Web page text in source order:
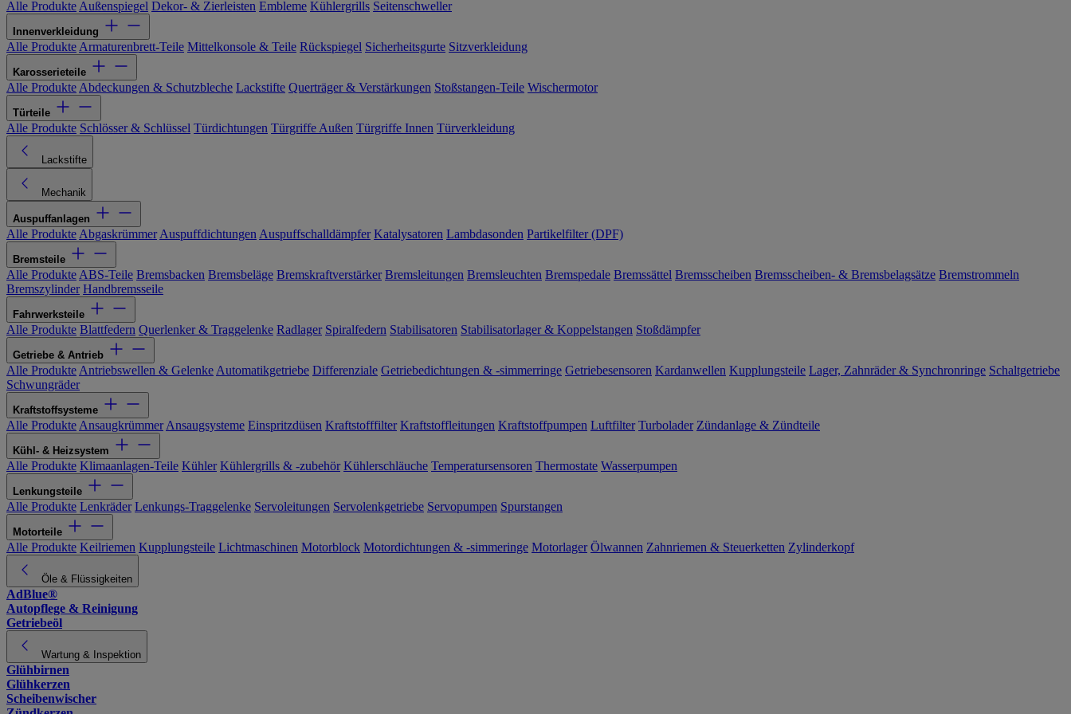
Alle Produkte Außenspiegel Dekor- & Zierleisten Embleme Kühlergrills Seitenschweller
Innenverkleidung
Alle Produkte Armaturenbrett-Teile Mittelkonsole & Teile Rückspiegel Sicherheitsgurte Sitzverkleidung
Karosserieteile
Alle Produkte Abdeckungen & Schutzbleche Lackstifte Querträger & Verstärkungen Stoßstangen-Teile Wischermotor
Türteile
Alle Produkte Schlösser & Schlüssel Türdichtungen Türgriffe Außen Türgriffe Innen Türverkleidung
Lackstifte
Mechanik
Auspuffanlagen
Alle Produkte Abgaskrümmer Auspuffdichtungen Auspuffschalldämpfer Katalysatoren Lambdasonden Partikelfilter (DPF)
Bremsteile
Alle Produkte ABS-Teile Bremsbacken Bremsbeläge Bremskraftverstärker Bremsleitungen Bremsleuchten Bremspedale Bremssättel Bremsscheiben Bremsscheiben- & Bremsbelagsätze Bremstrommeln
Bremszylinder Handbremsseile
Fahrwerksteile
Alle Produkte Blattfedern Querlenker & Traggelenke Radlager Spiralfedern Stabilisatoren Stabilisatorlager & Koppelstangen Stoßdämpfer
Getriebe & Antrieb
Alle Produkte Antriebswellen & Gelenke Automatikgetriebe Differenziale Getriebedichtungen & -simmerringe Getriebesensoren Kardanwellen Kupplungsteile Lager, Zahnräder & Synchronringe Schaltgetriebe
Schwungräder
Kraftstoffsysteme
Alle Produkte Ansaugkrümmer Ansaugsysteme Einspritzdüsen Kraftstofffilter Kraftstoffleitungen Kraftstoffpumpen Luftfilter Turbolader Zündanlage & Zündteile
Kühl- & Heizsystem
Alle Produkte Klimaanlagen-Teile Kühler Kühlergrills & -zubehör Kühlerschläuche Temperatursensoren Thermostate Wasserpumpen
Lenkungsteile
Alle Produkte Lenkräder Lenkungs-Traggelenke Servoleitungen Servolenkgetriebe Servopumpen Spurstangen
Motorteile
Alle Produkte Keilriemen Kupplungsteile Lichtmaschinen Motorblock Motordichtungen & -simmeringe Motorlager Ölwannen Zahnriemen & Steuerketten Zylinderkopf
Öle & Flüssigkeiten
AdBlue®
Autopflege & Reinigung
Getriebeöl
Wartung & Inspektion
Glühbirnen
Glühkerzen
Scheibenwischer